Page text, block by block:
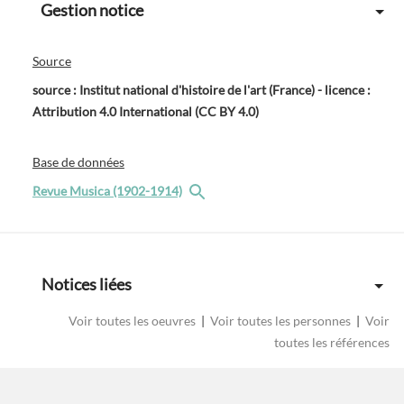
Gestion notice
Source
source : Institut national d'histoire de l'art (France) - licence :
Attribution 4.0 International (CC BY 4.0)
Base de données
Revue Musica (1902-1914)
Notices liées
Voir toutes les oeuvres | Voir toutes les personnes | Voir
toutes les références